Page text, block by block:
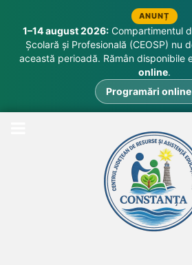
ANUNȚ
1–14 august 2026:Compartimentul
Școlară și Profesională (CEOSP) nu
această perioadă. Rămân disponibile
online.
Programări